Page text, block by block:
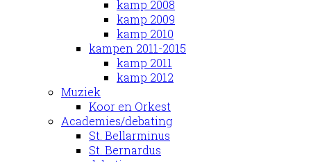
kamp 2008
kamp 2009
kamp 2010
kampen 2011-2015
kamp 2011
kamp 2012
Muziek
Koor en Orkest
Academies/debating
St. Bellarminus
St. Bernardus